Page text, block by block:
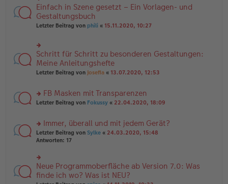
er
B
ei
g
el
es
e
n
B
ei
tr
a
g
rs
te
r
u
g
el
es
e
n
B
ei
tr
g
Einfach in Szene gesetzt – Ein Vorlagen- und
Gestaltungsbuch
Letzter Beitrag von phili « 15.11.2020, 10:27
rs
te
r
u
g
el
es
n
er
B
a
g
Schritt für Schritt zu besonderen Gestaltungen:
Meine Anleitungshefte
Letzter Beitrag von Josefia « 13.07.2020, 12:53
rs
u
n
g
es
e
n
er
FB Masken mit Transparenzen
Letzter Beitrag von Fokussy « 22.04.2020, 18:09
rs
te
u
n
g
el
Immer, überall und mit jedem Gerät?
Letzter Beitrag von Sylke « 24.03.2020, 15:48
Antworten: 17
rs
te
r
Neue Programmoberfläche ab Version 7.0: Was
finde ich wo? Was ist NEU?